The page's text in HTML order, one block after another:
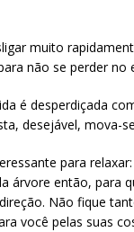
muito
não se perder no
é desperdiçada
desejável, mova-
para
árvore então, para
Não fique
você pelas suas